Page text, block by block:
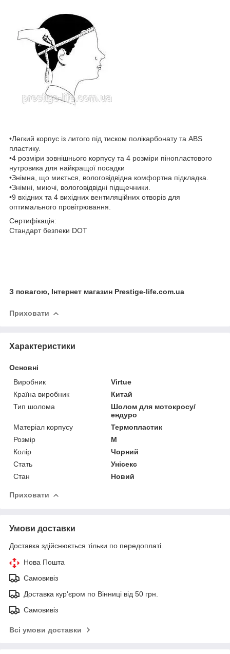
•Легкий корпус із литого під тиском полікарбонату та ABS
пластику.
•4 розміри зовнішнього корпусу та 4 розміри пінопластового
нутровика для найкращої посадки
•Знімна, що миється, вологовідвідна комфортна підкладка.
•Знімні, миючі, вологовідвідні підщечники.
•9 вхідних та 4 вихідних вентиляційних отворів для
оптимального провітрювання.
Сертифікація:
Стандарт безпеки DOT
З повагою, Інтернет магазин Prestige-life.com.ua
Приховати
Характеристики
Основні
Виробник
Virtue
Країна виробник
Китай
Тип шолома
Шолом для мотокросу/
ендуро
Матеріал корпусу
Термопластик
Розмір
M
Колір
Чорний
Стать
Унісекс
Стан
Новий
Приховати
Умови доставки
Доставка здійснюється тільки по передоплаті.
Нова Пошта
Самовивіз
Доставка кур'єром по Вінниці від 50 грн.
Самовивіз
Всі умови доставки